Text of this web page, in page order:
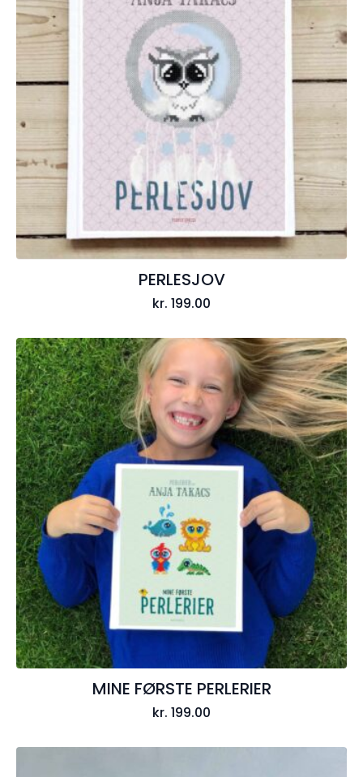
PERLESJOV
kr. 199.00
MINE FØRSTE PERLERIER
kr. 199.00